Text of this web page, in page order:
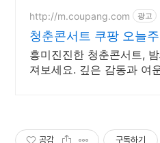
http://m.coupang.com 광고
청춘콘서트 쿠팡 오늘
흥미진진한 청춘콘서트,
져보세요. 깊은 감동과 여
공감 구독하기